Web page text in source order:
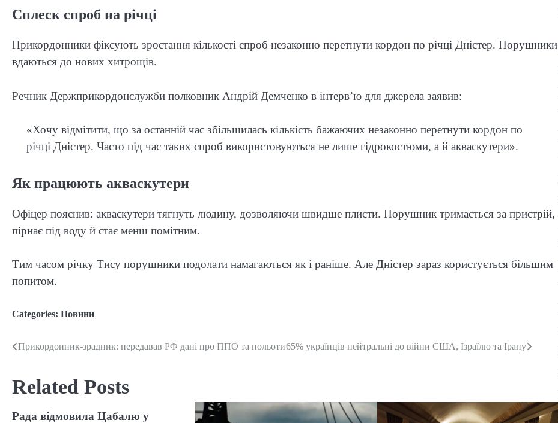
Сплеск спроб на річці
Прикордонники фіксують зростання кількості спроб незаконно перетнути кордон по річці Дністер. Порушники
вдаються до нових хитрощів.
Речник Держприкордонслужби полковник Андрій Демченко в інтерв’ю для джерела заявив:
«Хочу відмітити, що за останній час збільшилась кількість бажаючих незаконно перетнути кордон по
річці Дністер. Часто під час таких спроб використовуються не лише гідрокостюми, а й акваскутери».
Як працюють акваскутери
Офіцер пояснив: акваскутери тягнуть людину, дозволяючи швидше плисти. Порушник тримається за пристрій,
пірнає під воду й стає менш помітним.
Тим часом річку Тису порушники подолати намагаються як і раніше. Але Дністер зараз користується більшим
попитом.
Categories: Новини
Post
Прикордонник-зрадник: передавав РФ дані про ППО та польоти65% українців нейтральні до війни США, Ізраїлю та Ірану
Related Posts
Рада відмовила Цабалю у